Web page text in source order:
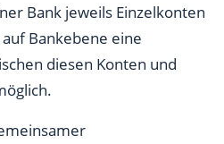
Bank jeweils Einzelkonten
Bankebene eine
diesen Konten und